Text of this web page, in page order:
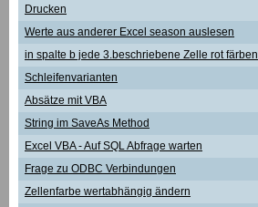
Drucken
Werte aus anderer Excel season auslesen
in spalte b jede 3.beschriebene Zelle rot färben
Schleifenvarianten
Absätze mit VBA
String im SaveAs Method
Excel VBA - Auf SQL Abfrage warten
Frage zu ODBC Verbindungen
Zellenfarbe wertabhängig ändern